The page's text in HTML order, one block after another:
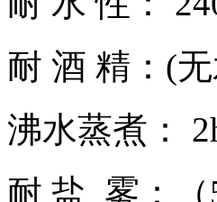
耐 酒 精：(
沸水蒸煮：
耐 盐 雾：